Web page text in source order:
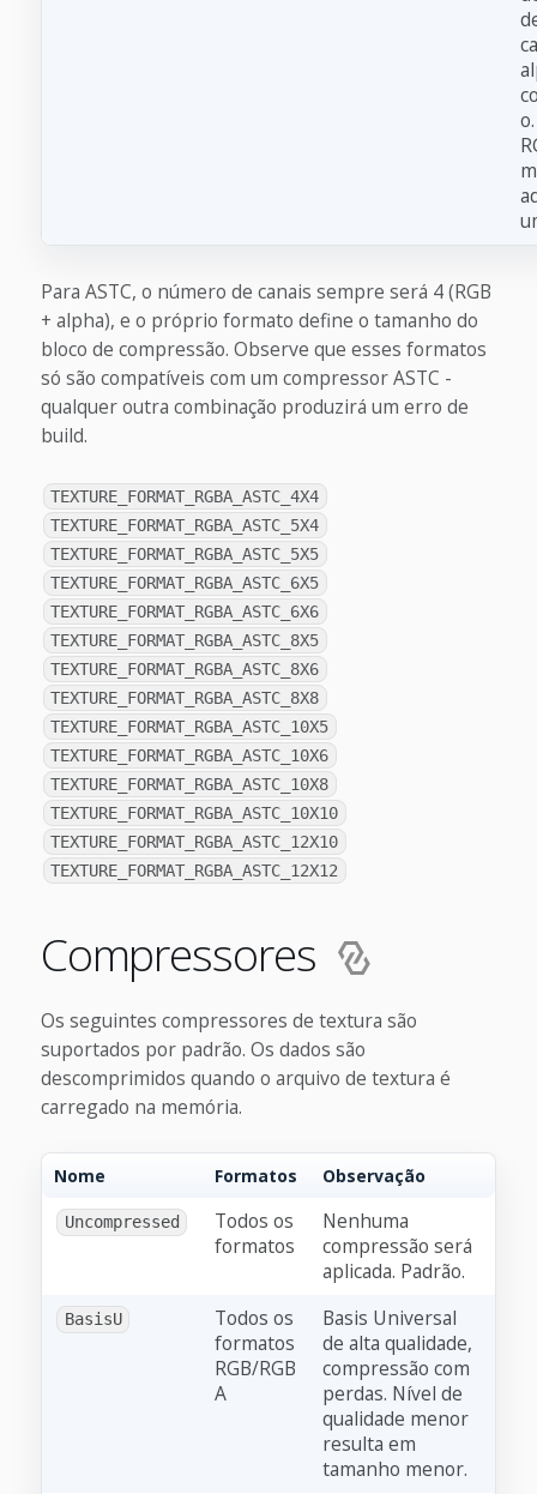
Para ASTC, o número de canais sempre será 4 (RGB
+ alpha), e o próprio formato define o tamanho do
bloco de compressão. Observe que esses formatos
só são compatíveis com um compressor ASTC -
qualquer outra combinação produzirá um erro de
build.
TEXTURE_FORMAT_RGBA_ASTC_4X4
TEXTURE_FORMAT_RGBA_ASTC_5X4
TEXTURE_FORMAT_RGBA_ASTC_5X5
TEXTURE_FORMAT_RGBA_ASTC_6X5
TEXTURE_FORMAT_RGBA_ASTC_6X6
TEXTURE_FORMAT_RGBA_ASTC_8X5
TEXTURE_FORMAT_RGBA_ASTC_8X6
TEXTURE_FORMAT_RGBA_ASTC_8X8
TEXTURE_FORMAT_RGBA_ASTC_10X5
TEXTURE_FORMAT_RGBA_ASTC_10X6
TEXTURE_FORMAT_RGBA_ASTC_10X8
TEXTURE_FORMAT_RGBA_ASTC_10X10
TEXTURE_FORMAT_RGBA_ASTC_12X10
TEXTURE_FORMAT_RGBA_ASTC_12X12
Compressores
Os seguintes compressores de textura são
suportados por padrão. Os dados são
descomprimidos quando o arquivo de textura é
carregado na memória.
Nome Formatos Observação
Uncompressed
Todos os
formatos
Nenhuma
compressão será
aplicada. Padrão.
BasisU
Todos os
formatos
RGB/RGB
A
Basis Universal
de alta qualidade,
compressão com
perdas. Nível de
qualidade menor
resulta em
tamanho menor.